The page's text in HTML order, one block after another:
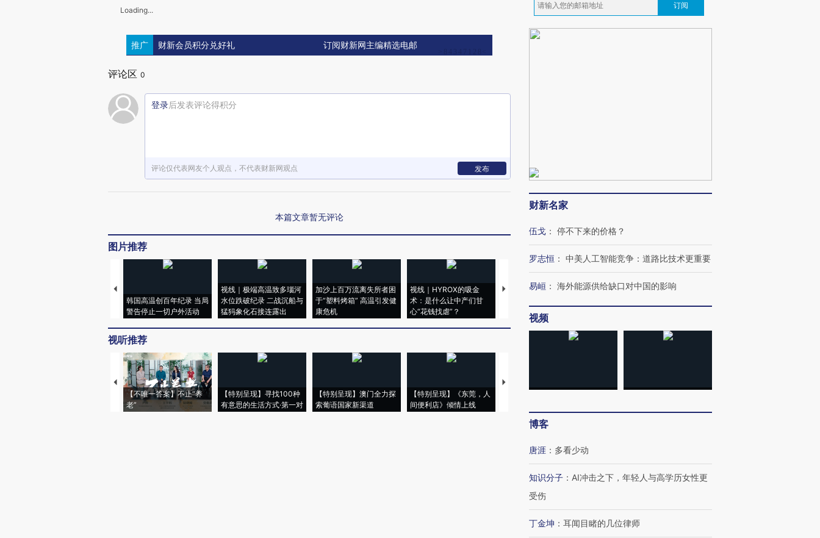
Loading...
推广 财新会员积分兑好礼 订阅财新网主编精选电邮
评论区 0
登录后发表评论得积分
评论仅代表网友个人观点，不代表财新网观点 发布
本篇文章暂无评论
图片推荐
韩国高温创百年纪录 当局
警告停止一切户外活动
视线｜极端高温致多瑙河
水位跌破纪录 二战沉船与
猛犸象化石接连露出
加沙上百万流离失所者困
于“塑料烤箱” 高温引发健
康危机
视线｜HYROX的吸金
术：是什么让中产们甘
心“花钱找虐”？
马航飞行员跨国走私7万
视线｜被称为“蟑螂”的印
视听推荐
【不唯一答案】不止“养
老”
【特别呈现】寻找100种
有意思的生活方式·第一对
【特别呈现】澳门全力探
索葡语国家新渠道
【特别呈现】《东莞，人
间便利店》倾情上线
【推广】走进第四届链博
订阅
财新名家
伍戈 ： 停不下来的价格？
罗志恒 ： 中美人工智能竞争：道路比技术更重要
易峘 ： 海外能源供给缺口对中国的影响
视频
博客
唐涯 ： 多看少动
知识分子 ： AI冲击之下，年轻人与高学历女性更
受伤
丁金坤 ： 耳闻目睹的几位律师